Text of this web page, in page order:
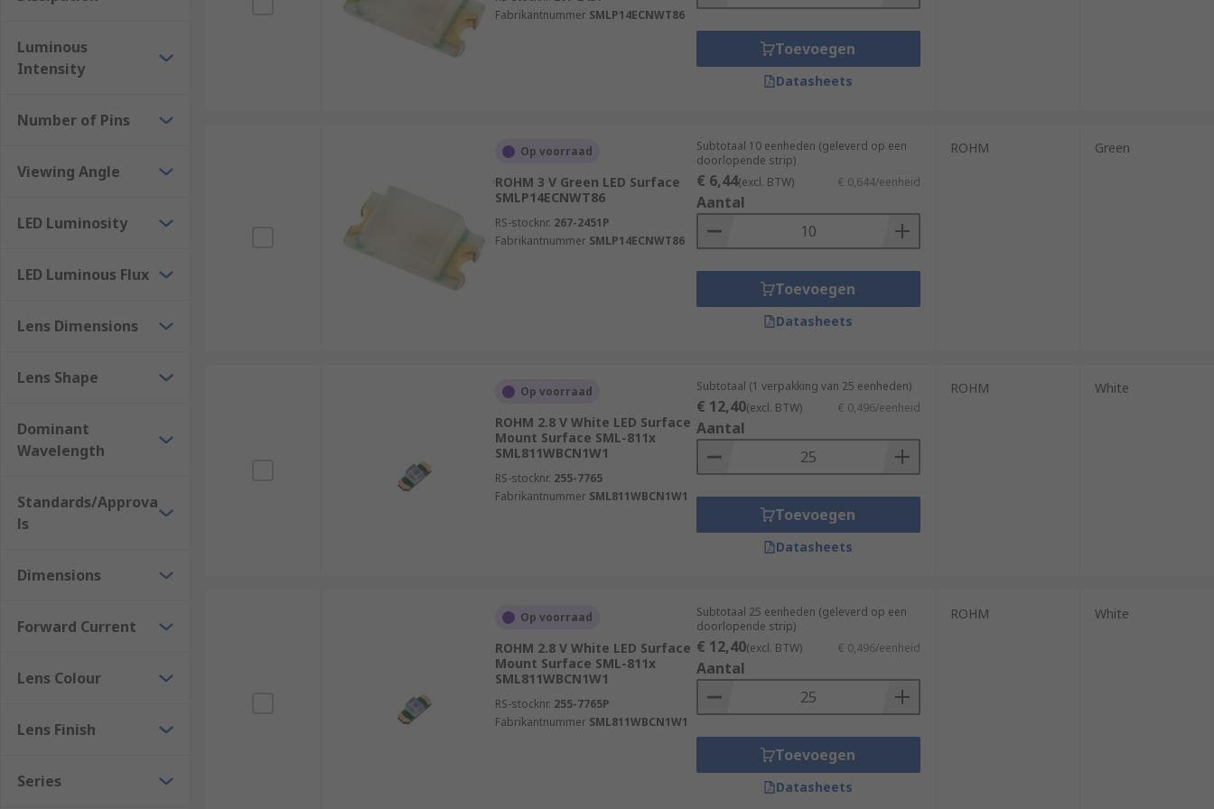
Luminous
Intensity
Number of Pins
Viewing Angle
LED Luminosity
LED Luminous Flux
Lens Dimensions
Lens Shape
Dominant
Wavelength
Standards/Approva
ls
Dimensions
Forward Current
Lens Colour
Lens Finish
Series
Fabrikantnummer SMLP14ECNWT86
Toevoegen
Datasheets
Op voorraad
ROHM 3 V Green LED Surface
SMLP14ECNWT86
RS-stocknr. 267-2451P
Fabrikantnummer SMLP14ECNWT86
Subtotaal 10 eenheden (geleverd op een
doorlopende strip)
€ 6,44(excl. BTW) € 0,644/eenheid
Aantal
Toevoegen
Datasheets
ROHM Green
Op voorraad
ROHM 2.8 V White LED Surface
Mount Surface SML-811x
SML811WBCN1W1
RS-stocknr. 255-7765
Fabrikantnummer SML811WBCN1W1
Subtotaal (1 verpakking van 25 eenheden)
€ 12,40(excl. BTW) € 0,496/eenheid
Aantal
Toevoegen
Datasheets
ROHM White
Op voorraad
ROHM 2.8 V White LED Surface
Mount Surface SML-811x
SML811WBCN1W1
RS-stocknr. 255-7765P
Fabrikantnummer SML811WBCN1W1
Subtotaal 25 eenheden (geleverd op een
doorlopende strip)
€ 12,40(excl. BTW) € 0,496/eenheid
Aantal
Toevoegen
Datasheets
ROHM White